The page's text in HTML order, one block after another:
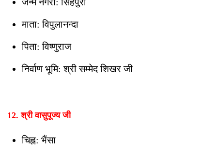
माता: विपुलानन्दा
पिता: विष्णुराज
निर्वाण भूमि: श्री सम्मेद शिखर जी
12. श्री वासुपूज्य जी
चिह्न: भैंसा